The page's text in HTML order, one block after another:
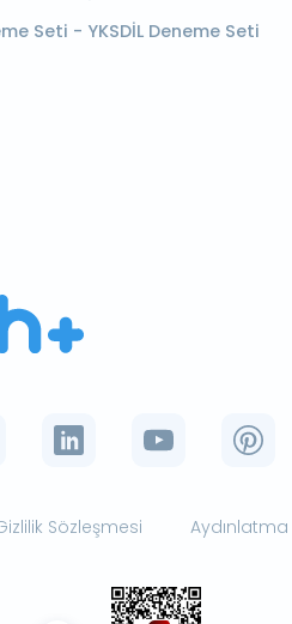
Seti - YKSDİL Deneme Seti
Sözleşmesi